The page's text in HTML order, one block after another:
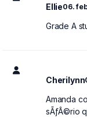
Ellie06.
Grade A
Cherilynn
Amanda
sÃƒÂ©rio